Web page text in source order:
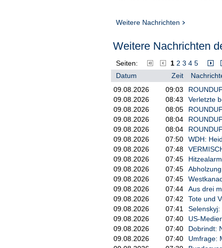
Rennstrecken des
schnelle Höhenwechsel
war.
Formula E S12 Round 9 &
Die Saisonläufe 9 und 10
3,337 Kilometer langen
steile Anstiege, langsame
enger Abfolge und verlangt
Präzision. Aufgrund der
verlorene Streckenposition
Qualifying-Performance
Bedeutung gewannen.
Das Wochenende brachte
Rennen 1 beinhaltete den
ergänzte die Rennstrategie
wurde ohne PIT BOOST
Energiemanagement
zwischen den Formaten
sich verändernden
Im neunten Saisonrennen
Sieg mit einer aggressiven
Weitere Nachrichten
Weitere Nachrichten
Seiten: 1 2 3 4 5
Datum
Zeit
09.08.2026
09:03
09.08.2026
08:43
Verletzte
09.08.2026
08:05
09.08.2026
08:04
09.08.2026
08:04
09.08.2026
07:50
WDH:
09.08.2026
07:48
09.08.2026
07:45
09.08.2026
07:45
09.08.2026
07:45
09.08.2026
07:44
Aus drei
09.08.2026
07:42
Tote und
09.08.2026
07:41
09.08.2026
07:40
US-
09.08.2026
07:40
Dobrindt:
09.08.2026
07:40
Umfrage: